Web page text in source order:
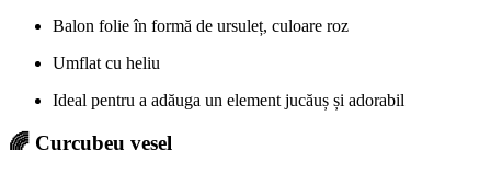
Balon folie în formă de ursuleț, culoare roz
Umflat cu heliu
Ideal pentru a adăuga un element jucăuș și adorabil
🌈 Curcubeu vesel